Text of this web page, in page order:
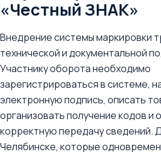
«Честный ЗНАК»
Внедрение системы маркировки
технической и документальной
Участнику оборота необходимо
зарегистрироваться в системе,
электронную подпись, описать
организовать получение кодов и
корректную передачу сведений.
Челябинске, которые